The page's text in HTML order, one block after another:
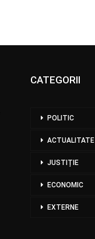
CATEGORII
POLITIC
ACTUALITATE
JUSTIȚIE
ECONOMIC
EXTERNE